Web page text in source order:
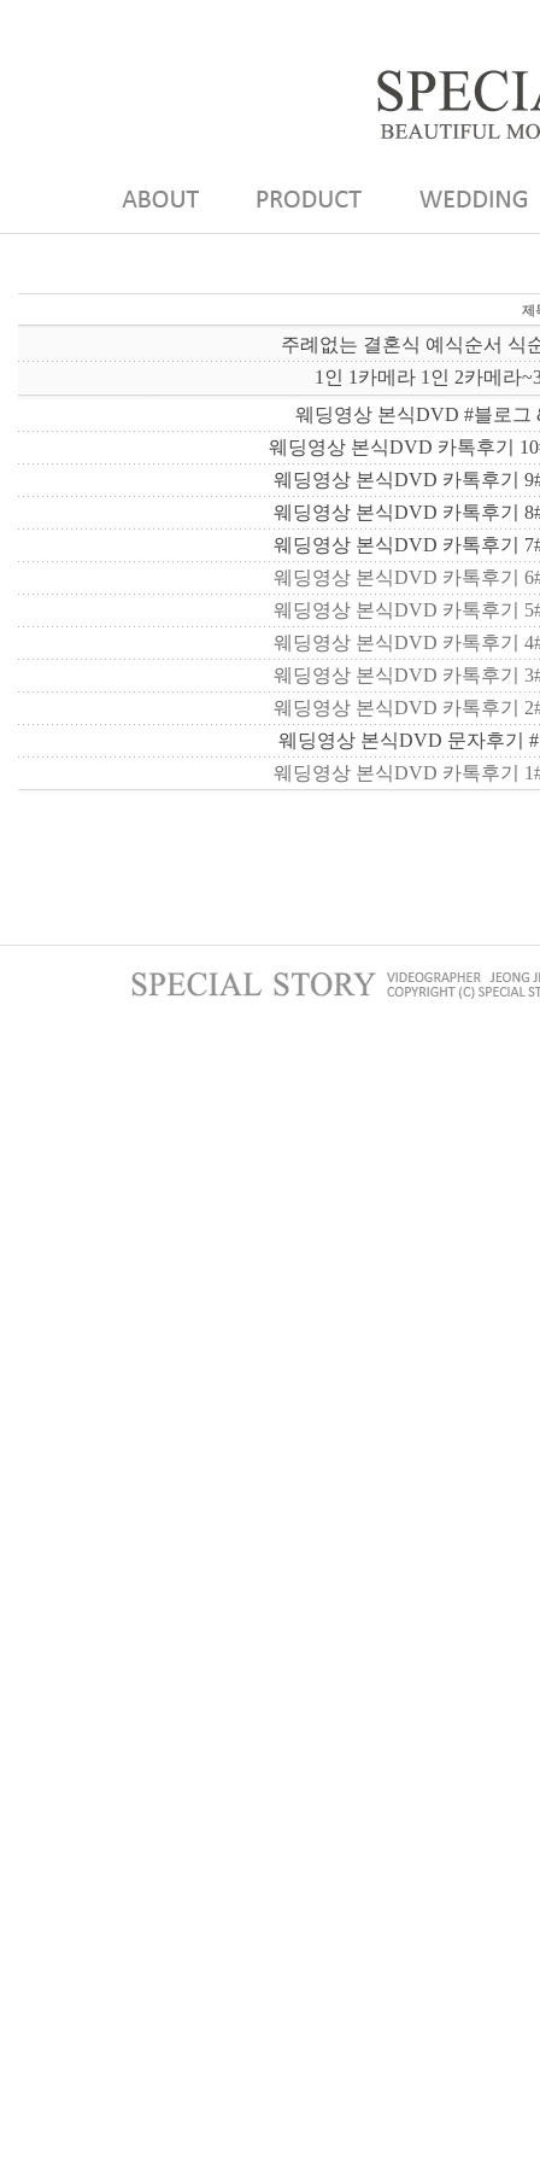
제
주례없는 결혼식 예식순서 식
1인 1카메라 1인 2카메라
웨딩영상 본식DVD #블로그
웨딩영상 본식DVD 카톡후기
웨딩영상 본식DVD 카톡후기
웨딩영상 본식DVD 카톡후기
웨딩영상 본식DVD 카톡후기
웨딩영상 본식DVD 카톡후기
웨딩영상 본식DVD 카톡후기
웨딩영상 본식DVD 카톡후기
웨딩영상 본식DVD 카톡후기
웨딩영상 본식DVD 카톡후기
웨딩영상 본식DVD 문자후기
웨딩영상 본식DVD 카톡후기